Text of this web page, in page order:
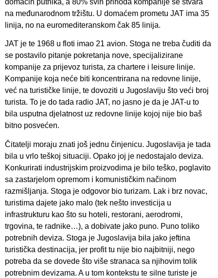
domaćih putnika, a 80% svih prihoda kompanije se stvara
na međunarodnom tržištu. U domaćem prometu JAT ima 35
linija, no na euromediteranskom čak 85 linija.
JAT je te 1968 u floti imao 21 avion. Stoga ne treba čuditi da
se postavilo pitanje pokretanja nove, specijalizirane
kompanije za prijevoz turista, za chartere i leisure linije.
Kompanije koja neće biti koncentrirana na redovne linije,
već na turističke linije, te dovoziti u Jugoslaviju što veći broj
turista. To je do tada radio JAT, no jasno je da je JAT-u to
bila usputna djelatnost uz redovne linije kojoj nije bio baš
bitno posvećen.
Čitatelji moraju znati još jednu činjenicu. Jugoslavija je tada
bila u vrlo teškoj situaciji. Opako joj je nedostajalo deviza.
Konkurirati industrijskim proizvodima je bilo teško, poglavito
sa zastarjelom opremom i komunističkim načinom
razmišljanja. Stoga je odgovor bio turizam. Lak i brz novac,
turistima dajete jako malo (tek nešto investicija u
infrastrukturu kao što su hoteli, restorani, aerodromi,
trgovina, te radnike…), a dobivate jako puno. Puno toliko
potrebnih deviza. Stoga je Jugoslavija bila jako jeftina
turistička destinacija, jer profit tu nije bio najbitniji, nego
potreba da se dovede što više stranaca sa njihovim tolik
potrebnim devizama. A u tom kontekstu te silne turiste je